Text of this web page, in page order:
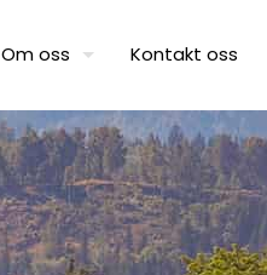
Om oss Kontakt oss